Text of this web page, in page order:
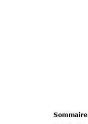
Sommaire